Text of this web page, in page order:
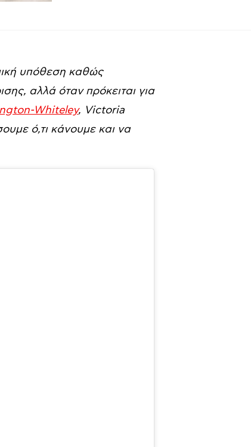
υπόθεση καθώς
αλλά όταν πρόκειται για
Whiteley, Victoria
ό,τι κάνουμε και να